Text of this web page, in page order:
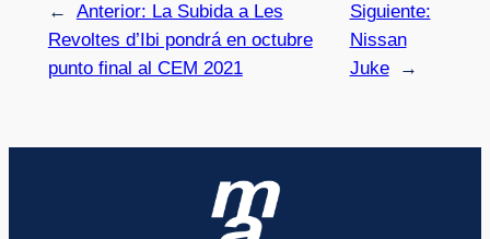
← Anterior: La Subida a Les
Revoltes d’Ibi pondrá en octubre
punto final al CEM 2021
Siguiente:
Nissan
Juke
→